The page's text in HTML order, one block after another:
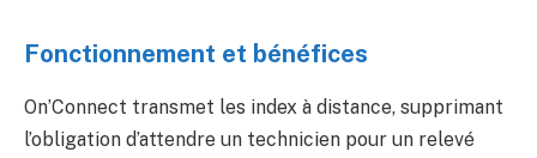
Fonctionnement et bénéfices
On’Connect transmet les index à distance, supprimant
l’obligation d’attendre un technicien pour un relevé